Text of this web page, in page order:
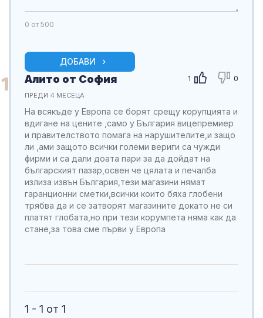
0 от 500
ДОБАВИ
1 1 0
Алито от София
ПРЕДИ 4 МЕСЕЦА
На всякъде у Европа се борят срещу корупцията и
вдигане на цените ,само у България вицепремиер
и правителството помага на нарушителите,и защо
ли ,ами защото всички големи вериги са чужди
фирми и са дали доата пари за да дойдат на
българският пазар,освен че цялата и печалба
излиза извън България,тези магазини нямат
гаранционни сметки,всички които бяха глобени
трябва да и се затворят магазините докато не си
платят глобата,но при тези корумпета няма как да
стане,за това сме първи у Европа
1 - 1 от 1